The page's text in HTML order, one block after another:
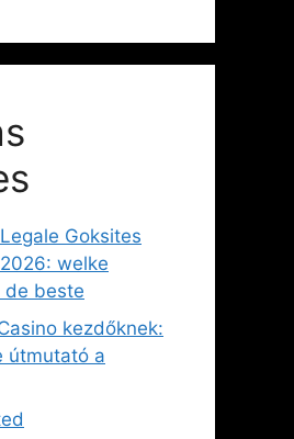
Goksites
welke
de beste
kezdőknek:
útmutató a